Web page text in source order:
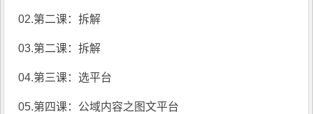
02.第二课：拆解
03.第二课：拆解
04.第三课：选平台
05.第四课：公域内容之图文平台